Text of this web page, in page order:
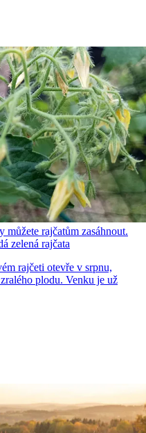
můžete rajčatům zasáhnout.
zelená rajčata
rajčeti otevře v srpnu,
plodu. Venku je už